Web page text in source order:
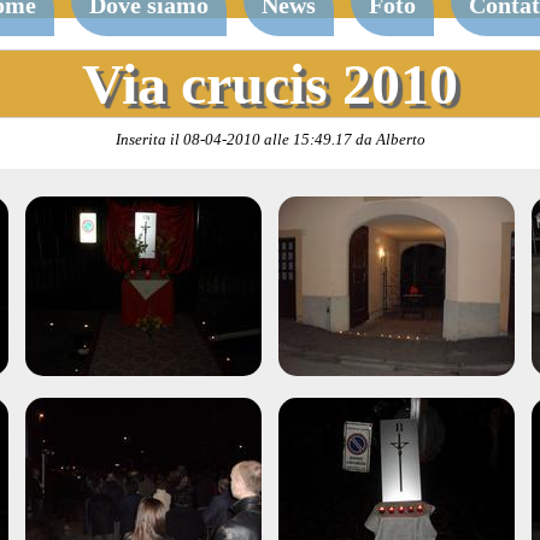
Via crucis 2010
Inserita il 08-04-2010 alle 15:49.17 da Alberto